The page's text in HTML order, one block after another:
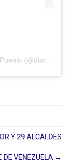
Y 29 ALCALDES
DE VENEZUELA →